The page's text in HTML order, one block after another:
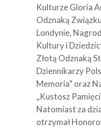
Kulturze Gloria
Odznaką
Londynie,
Kultury i
Złotą Odznaką
Dziennikarzy
Memoria” oraz
„Kustosz
Natomiast za
otrzymał